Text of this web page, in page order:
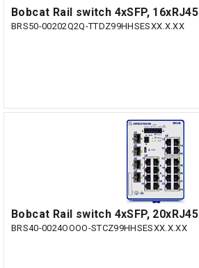
Bobcat Rail switch 4xSFP, 16xRJ45
BRS50-00202Q2Q-TTDZ99HHSESXX.X.XX
Bobcat Rail switch 4xSFP, 20xRJ45
BRS40-0024OOOO-STCZ99HHSESXX.X.XX